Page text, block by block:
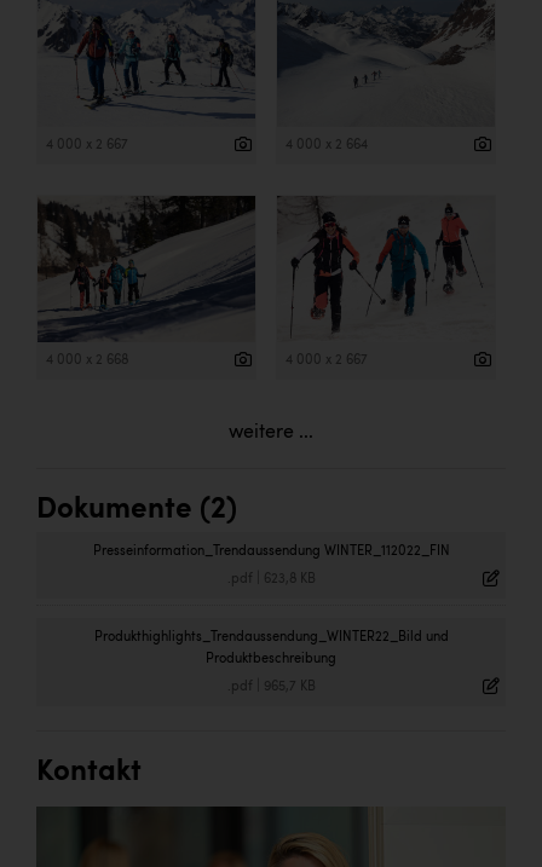
4 000 x 2 667 4 000 x 2 664
4 000 x 2 668 4 000 x 2 667
weitere ...
Dokumente (2)
Presseinformation_Trendaussendung WINTER_112022_FIN
.pdf 623,8 KB
Produkthighlights_Trendaussendung_WINTER22_Bild und
Produktbeschreibung
.pdf 965,7 KB
Kontakt